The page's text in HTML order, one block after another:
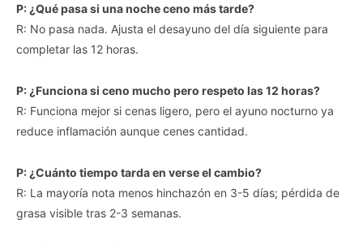
P: ¿Qué pasa si una noche ceno más tarde?
R: No pasa nada. Ajusta el desayuno del día siguiente para
completar las 12 horas.
P: ¿Funciona si ceno mucho pero respeto las 12 horas?
R: Funciona mejor si cenas ligero, pero el ayuno nocturno ya
reduce inflamación aunque cenes cantidad.
P: ¿Cuánto tiempo tarda en verse el cambio?
R: La mayoría nota menos hinchazón en 3-5 días; pérdida de
grasa visible tras 2-3 semanas.